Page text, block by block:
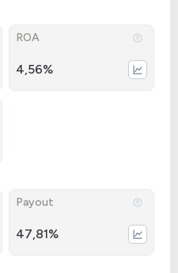
ROA
4,56%
Payout
47,81%